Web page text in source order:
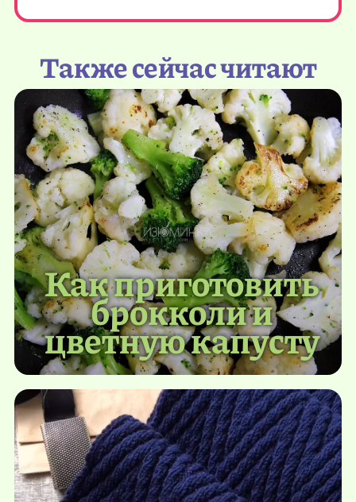
Также сейчас читают
Как приготовить
брокколи и
цветную капусту